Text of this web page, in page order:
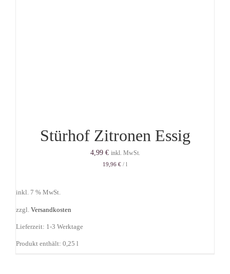
Stürhof Zitronen Essig
4,99 € inkl. MwSt.
19,96 € / l
inkl. 7 % MwSt.
zzgl. Versandkosten
Lieferzeit: 1-3 Werktage
Produkt enthält: 0,25 l